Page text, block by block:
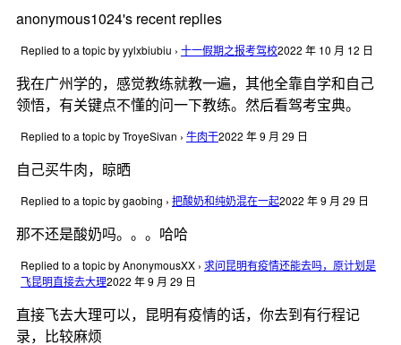
anonymous1024's recent replies
Replied to a topic by yylxbiubiu › 十一假期之报考驾校2022 年 10 月 12 日
我在广州学的，感觉教练就教一遍，其他全靠自学和自己
领悟，有关键点不懂的问一下教练。然后看驾考宝典。
Replied to a topic by TroyeSivan › 牛肉干2022 年 9 月 29 日
自己买牛肉，晾晒
Replied to a topic by gaobing › 把酸奶和纯奶混在一起2022 年 9 月 29 日
那不还是酸奶吗。。。哈哈
Replied to a topic by AnonymousXX › 求问昆明有疫情还能去吗，原计划是
飞昆明直接去大理2022 年 9 月 29 日
直接飞去大理可以，昆明有疫情的话，你去到有行程记
录，比较麻烦